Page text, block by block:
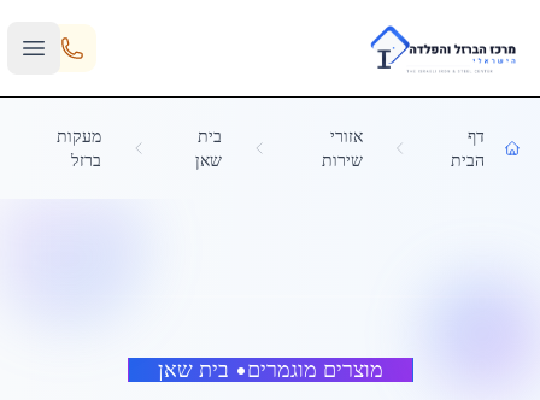
Skip to main content
דף
הבית
אזורי
שירות
בית
שאן
מעקות
ברזל
מוצרים מוגמרים• בית שאן